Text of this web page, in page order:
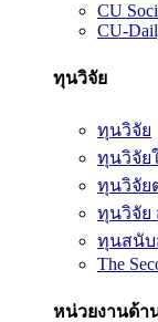
CU
CU-
ทุนวิจัย
ทุนวิจัย
ทุนวิจัย
ทุนวิจัย
ทุนวิจัย
ทุนสนับ
The
หน่วยงานด้า